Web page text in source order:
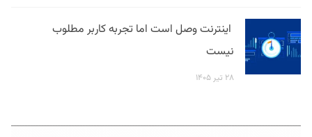
اینترنت وصل است اما تجربه کاربر مطلوب
نیست
۲۸ تیر ۱۴۰۵